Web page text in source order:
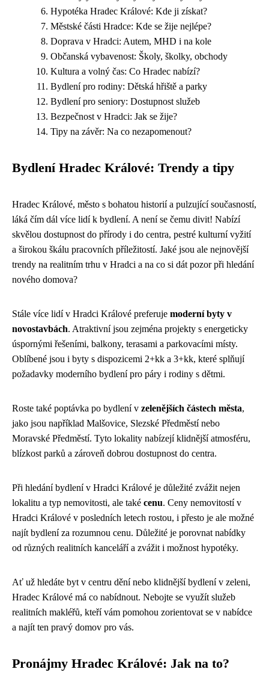
Hypotéka Hradec Králové: Kde ji získat?
Městské části Hradce: Kde se žije nejlépe?
Doprava v Hradci: Autem, MHD i na kole
Občanská vybavenost: Školy, školky, obchody
Kultura a volný čas: Co Hradec nabízí?
Bydlení pro rodiny: Dětská hřiště a parky
Bydlení pro seniory: Dostupnost služeb
Bezpečnost v Hradci: Jak se žije?
Tipy na závěr: Na co nezapomenout?
Bydlení Hradec Králové: Trendy a tipy
Hradec Králové, město s bohatou historií a pulzující současností,
láká čím dál více lidí k bydlení. A není se čemu divit! Nabízí
skvělou dostupnost do přírody i do centra, pestré kulturní vyžití
a širokou škálu pracovních příležitostí. Jaké jsou ale nejnovější
trendy na realitním trhu v Hradci a na co si dát pozor při hledání
nového domova?
Stále více lidí v Hradci Králové preferuje moderní byty v
novostavbách. Atraktivní jsou zejména projekty s energeticky
úspornými řešeními, balkony, terasami a parkovacími místy.
Oblíbené jsou i byty s dispozicemi 2+kk a 3+kk, které splňují
požadavky moderního bydlení pro páry i rodiny s dětmi.
Roste také poptávka po bydlení v zelenějších částech města,
jako jsou například Malšovice, Slezské Předměstí nebo
Moravské Předměstí. Tyto lokality nabízejí klidnější atmosféru,
blízkost parků a zároveň dobrou dostupnost do centra.
Při hledání bydlení v Hradci Králové je důležité zvážit nejen
lokalitu a typ nemovitosti, ale také cenu. Ceny nemovitostí v
Hradci Králové v posledních letech rostou, i přesto je ale možné
najít bydlení za rozumnou cenu. Důležité je porovnat nabídky
od různých realitních kanceláří a zvážit i možnost hypotéky.
Ať už hledáte byt v centru dění nebo klidnější bydlení v zeleni,
Hradec Králové má co nabídnout. Nebojte se využít služeb
realitních makléřů, kteří vám pomohou zorientovat se v nabídce
a najít ten pravý domov pro vás.
Pronájmy Hradec Králové: Jak na to?